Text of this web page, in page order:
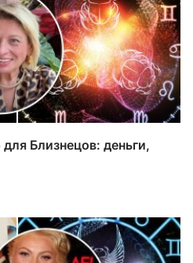
Близнецов: деньги,